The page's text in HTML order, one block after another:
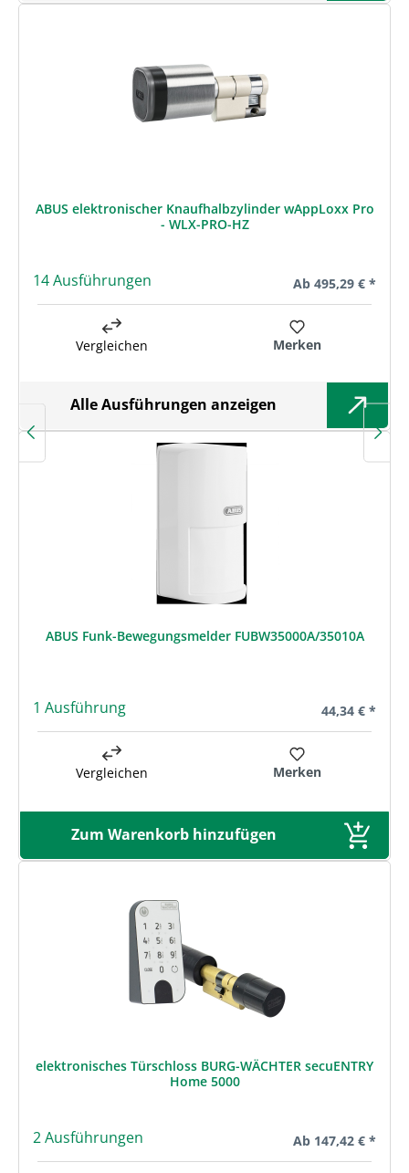
ABUS elektronischer Knaufhalbzylinder wAppLoxx Pro
- WLX-PRO-HZ
14 Ausführungen Regulärer Preis:
Ab 495,29 € *
Vergleichen Merken
Alle Ausführungen anzeigen
ABUS Funk-Bewegungsmelder FUBW35000A/35010A
1 Ausführung Regulärer
44,34 € *
Vergleichen Merken
Zum Warenkorb hinzufügen
elektronisches Türschloss BURG-WÄCHTER secuENTRY
Home 5000
2 Ausführungen Regulärer Preis:
Ab 147,42 € *